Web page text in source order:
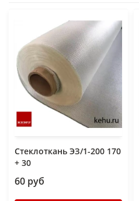
Стеклоткань ЭЗ/1-200 170
+ 30
60 руб